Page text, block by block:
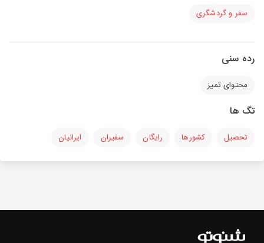
سفر و گردشگری
رده سنی
محتوای تمیز
تگ ها
تحصیل کشورها رایگان سفیران ایرانیان